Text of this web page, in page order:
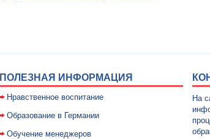
ПОЛЕЗНАЯ ИНФОРМАЦИЯ
Нравственное воспитание
Образование в Германии
Обучение менеджеров
На